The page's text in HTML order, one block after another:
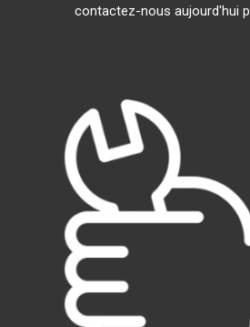
contactez-nous aujourd'hui